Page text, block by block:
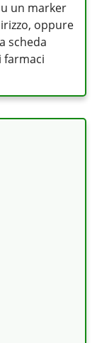
un marker
oppure
scheda
farmaci